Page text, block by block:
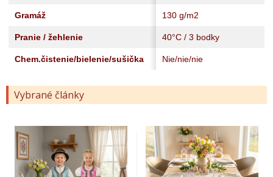
Gramáž 130 g/m2
Pranie / žehlenie 40°C / 3 bodky
Chem.čistenie/bielenie/sušička Nie/nie/nie
Vybrané články